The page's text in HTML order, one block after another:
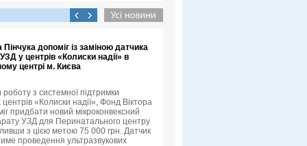
допоміг із заміною датчика
у центрів «Колиски надії» в
центрі м. Києва
з системної підтримки
«Колиски надії», Фонд Віктора
придбати новий мікроконвексний
УЗД для Перинатального центру
з цією метою 75 000 грн. Датчик
проведення ультразвукових